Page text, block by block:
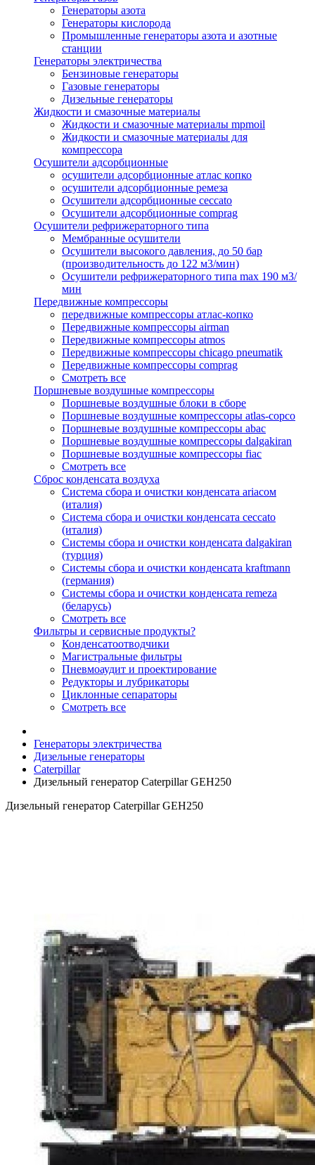
Генераторы азота
Генераторы кислорода
Промышленные генераторы азота и азотные
станции
Генераторы электричества
Бензиновые генераторы
Газовые генераторы
Дизельные генераторы
Жидкости и смазочные материалы
Жидкости и смазочные материалы mpmoil
Жидкости и смазочные материалы для
компрессора
Осушители адсорбционные
осушители адсорбционные атлас копко
осушители адсорбционные ремеза
Осушители адсорбционные ceccato
Осушители адсорбционные comprag
Осушители рефрижераторного типа
Мембранные осушители
Осушители высокого давления, до 50 бар
(производительность до 122 м3/мин)
Осушители рефрижераторного типа max 190 м3/
мин
Передвижные компрессоры
передвижные компрессоры атлас-копко
Передвижные компрессоры airman
Передвижные компрессоры atmos
Передвижные компрессоры chicago pneumatik
Передвижные компрессоры comprag
Смотреть все
Поршневые воздушные компрессоры
Поршневые воздушные блоки в сборе
Поршневые воздушные компрессоры atlas-copco
Поршневые воздушные компрессоры abac
Поршневые воздушные компрессоры dalgakiran
Поршневые воздушные компрессоры fiac
Смотреть все
Сброс конденсата воздуха
Система сбора и очистки конденсата ariacом
(италия)
Система сбора и очистки конденсата ceccato
(италия)
Системы сбора и очистки конденсата dalgakiran
(турция)
Системы сбора и очистки конденсата kraftmann
(германия)
Системы сбора и очистки конденсата remeza
(беларусь)
Смотреть все
Фильтры и сервисные продукты?
Конденсатоотводчики
Магистральные фильтры
Пневмоаудит и проектирование
Редукторы и лубрикаторы
Циклонные сепараторы
Смотреть все
Генераторы электричества
Дизельные генераторы
Caterpillar
Дизельный генератор Caterpillar GEH250
Дизельный генератор Caterpillar GEH250